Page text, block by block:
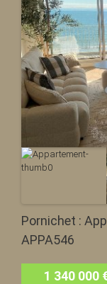
Pornichet :
APPA546
1 340 000